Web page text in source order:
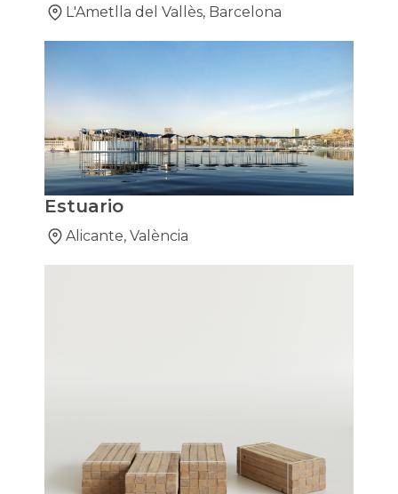
L'Ametlla del Vallès, Barcelona
Estuario
Alicante, València